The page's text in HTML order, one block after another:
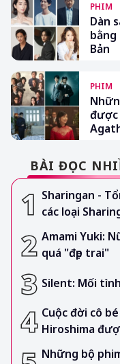
PHIM
Dàn
Bản
PHIM
BÀI ĐỌC
Sharingan -
các loại
Amami Yuki:
quá "đẹp trai"
Silent: Mối
Cuộc đời cô
Hiroshima
Những bộ